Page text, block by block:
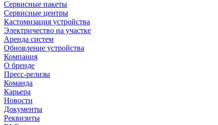
Сервисные пакеты
Сервисные центры
Кастомизация устройства
Электричество на участке
Аренда систем
Обновление устройства
Компания
О бренде
Пресс-релизы
Команда
Карьера
Новости
Документы
Реквизиты